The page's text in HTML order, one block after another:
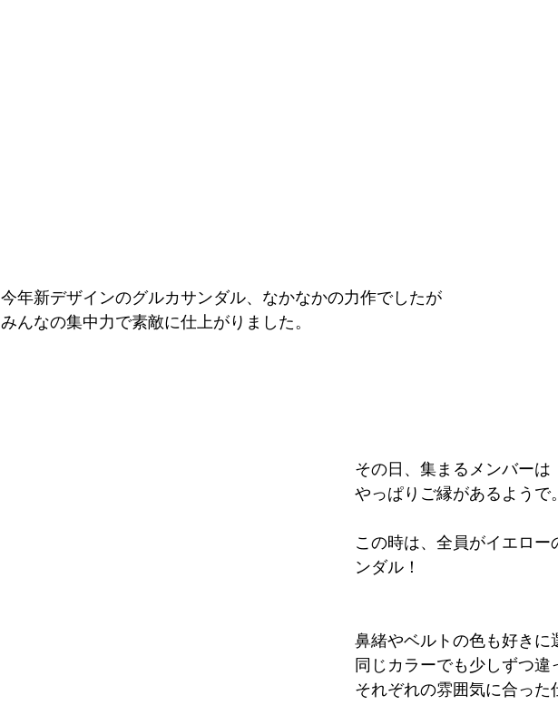
今年新デザインのグルカサンダル、なかなかの力作でしたが
みんなの集中力で素敵に仕上がりました。
その日、集まるメンバーは
やっぱりご縁があるようで
この時は、全員がイエロー
ンダル！
鼻緒やベルトの色も好きに
同じカラーでも少しずつ違
それぞれの雰囲気に合った